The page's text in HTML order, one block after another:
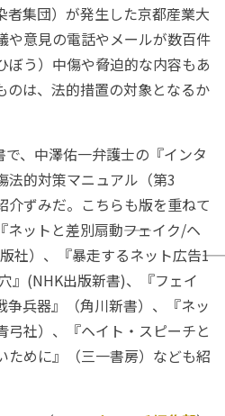
者集団）が発生した京都産業大
や意見の電話やメールが数百件
ぼう）中傷や脅迫的な内容もあ
のは、法的措置の対象となるか
、中澤佑一弁護士の『インタ
法的対策マニュアル（第3
介ずみだ。こちらも版を重ねて
ットと差別扇動――フェイク/ヘ
）、『暴走するネット広告――1
』(NHK出版新書)、『フェイ
争兵器』（角川新書）、『ネッ
弓社）、『ヘイト・スピーチと
ために』（三一書房）なども紹